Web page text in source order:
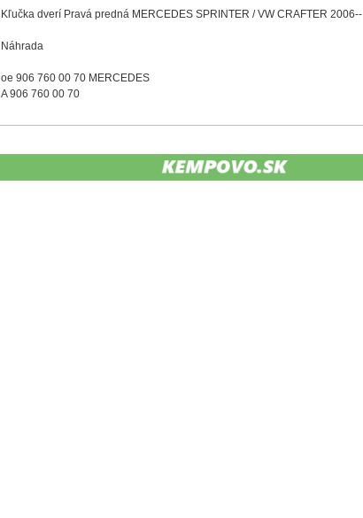
Kľučka dverí Pravá predná MERCEDES SPRINTER / VW CRAFTER 2006--
Náhrada
oe 906 760 00 70 MERCEDES
A 906 760 00 70